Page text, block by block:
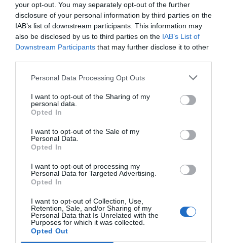
your opt-out. You may separately opt-out of the further
disclosure of your personal information by third parties on the
IAB’s list of downstream participants. This information may
also be disclosed by us to third parties on the IAB’s List of
Downstream Participants that may further disclose it to other
Personal Data Processing Opt Outs
I want to opt-out of the Sharing of my
personal data.
Opted In
I want to opt-out of the Sale of my
Personal Data.
Opted In
I want to opt-out of processing my
Personal Data for Targeted Advertising.
Opted In
I want to opt-out of Collection, Use,
Retention, Sale, and/or Sharing of my
Personal Data that Is Unrelated with the
Purposes for which it was collected.
Opted Out
districte
administratiu de la
Zona Franca
vicepresidenta de
l'Associació Mundial
de Zones Franques
no vivim
impostos
ELS MÉS LLEGITS